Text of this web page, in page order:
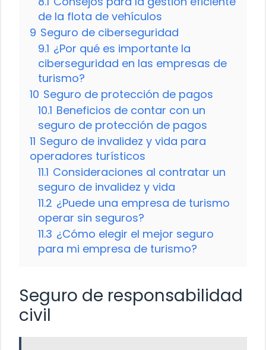
de la flota de vehículos
9 Seguro de ciberseguridad
9.1 ¿Por qué es importante la
ciberseguridad en las empresas de
turismo?
10 Seguro de protección de pagos
10.1 Beneficios de contar con un
seguro de protección de pagos
11 Seguro de invalidez y vida para
operadores turísticos
11.1 Consideraciones al contratar un
seguro de invalidez y vida
11.2 ¿Puede una empresa de turismo
operar sin seguros?
11.3 ¿Cómo elegir el mejor seguro
para mi empresa de turismo?
Seguro de responsabilidad
civil